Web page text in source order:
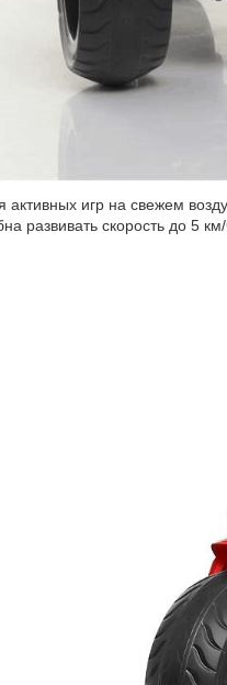
активных игр на свежем
развивать скорость до 5 км/